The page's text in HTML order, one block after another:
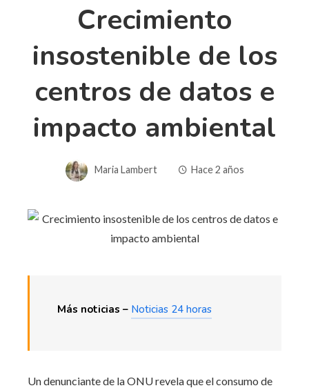
Crecimiento
insostenible de los
centros de datos e
impacto ambiental
Maria Lambert Hace 2 años
Más noticias – Noticias 24 horas
Un denunciante de la ONU revela que el consumo de